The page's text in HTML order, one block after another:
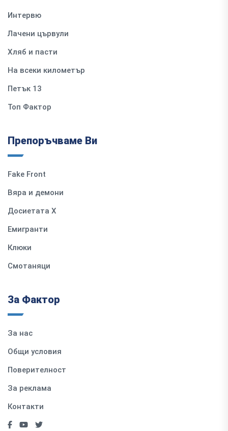
Интервю
Лачени цървули
Хляб и пасти
На всеки километър
Петък 13
Топ Фактор
Препоръчваме Ви
Fake Front
Вяра и демони
Досиетата Х
Емигранти
Клюки
Смотаняци
За Фактор
За нас
Общи условия
Поверителност
За реклама
Контакти